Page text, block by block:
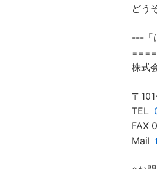
どう
---「
株式
〒
TEL
FAX
Mail